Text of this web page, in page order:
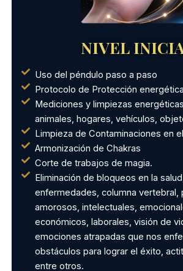
NIVEL
Uso del péndulo paso a paso
Protocolo de Protección energética
Mediciones y limpiezas
animales, hogares, vehículos,
Limpieza de Contaminaciones en
Armonización de Chakras
Corte de trabajos de magia.
Eliminación de bloqueos en la
enfermedades, columna vertebral,
amorosos, intelectuales,
económicos, laborales, visión de
emociones atrapadas que nos
obstáculos para lograr el éxito,
entre otros.